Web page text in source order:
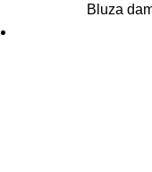
Bluza